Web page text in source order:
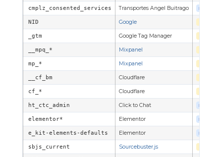
cmplz_consented_services Transportes Angel Buitrago PROPIA
NID Google
_gtm Google Tag Manager
__mpq_* Mixpanel
mp_* Mixpanel
__cf_bm Cloudflare
cf_* Cloudflare
ht_ctc_admin Click to Chat PROPIA
elementor* Elementor PROPIA
e_kit-elements-defaults Elementor PROPIA
sbjs_current Sourcebuster.js